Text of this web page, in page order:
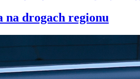
na drogach regionu